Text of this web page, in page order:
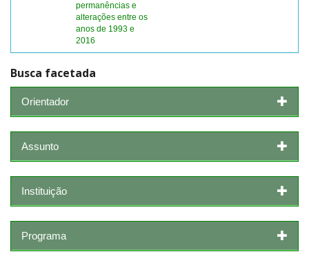
permanências e
alterações entre os
anos de 1993 e
2016
Busca facetada
Orientador
Assunto
Instituição
Programa